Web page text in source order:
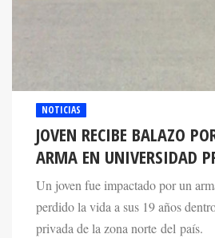
NOTICIAS
JOVEN RECIBE BALAZO
ARMA EN UNIVERSIDAD
Un joven fue impactado por un
perdido la vida a sus 19 años
privada de la zona norte del país.